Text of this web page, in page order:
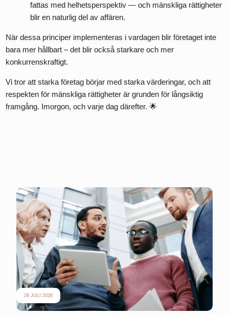
fattas med helhetsperspektiv — och mänskliga rättigheter
blir en naturlig del av affären.
När dessa principer implementeras i vardagen blir företaget inte
bara mer hållbart – det blir också starkare och mer
konkurrenskraftigt.
Vi tror att starka företag börjar med starka värderingar, och att
respekten för mänskliga rättigheter är grunden för långsiktig
framgång. Imorgon, och varje dag därefter. 🌟
28 JULI 2026